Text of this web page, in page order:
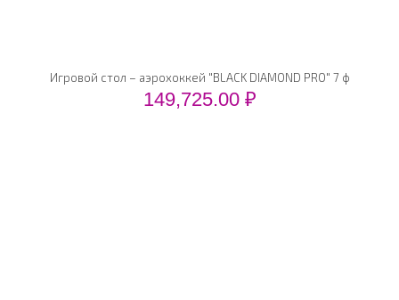
Игровой стол – аэрохоккей "BLACK DIAMOND PRO" 7 ф
149,725.00 ₽